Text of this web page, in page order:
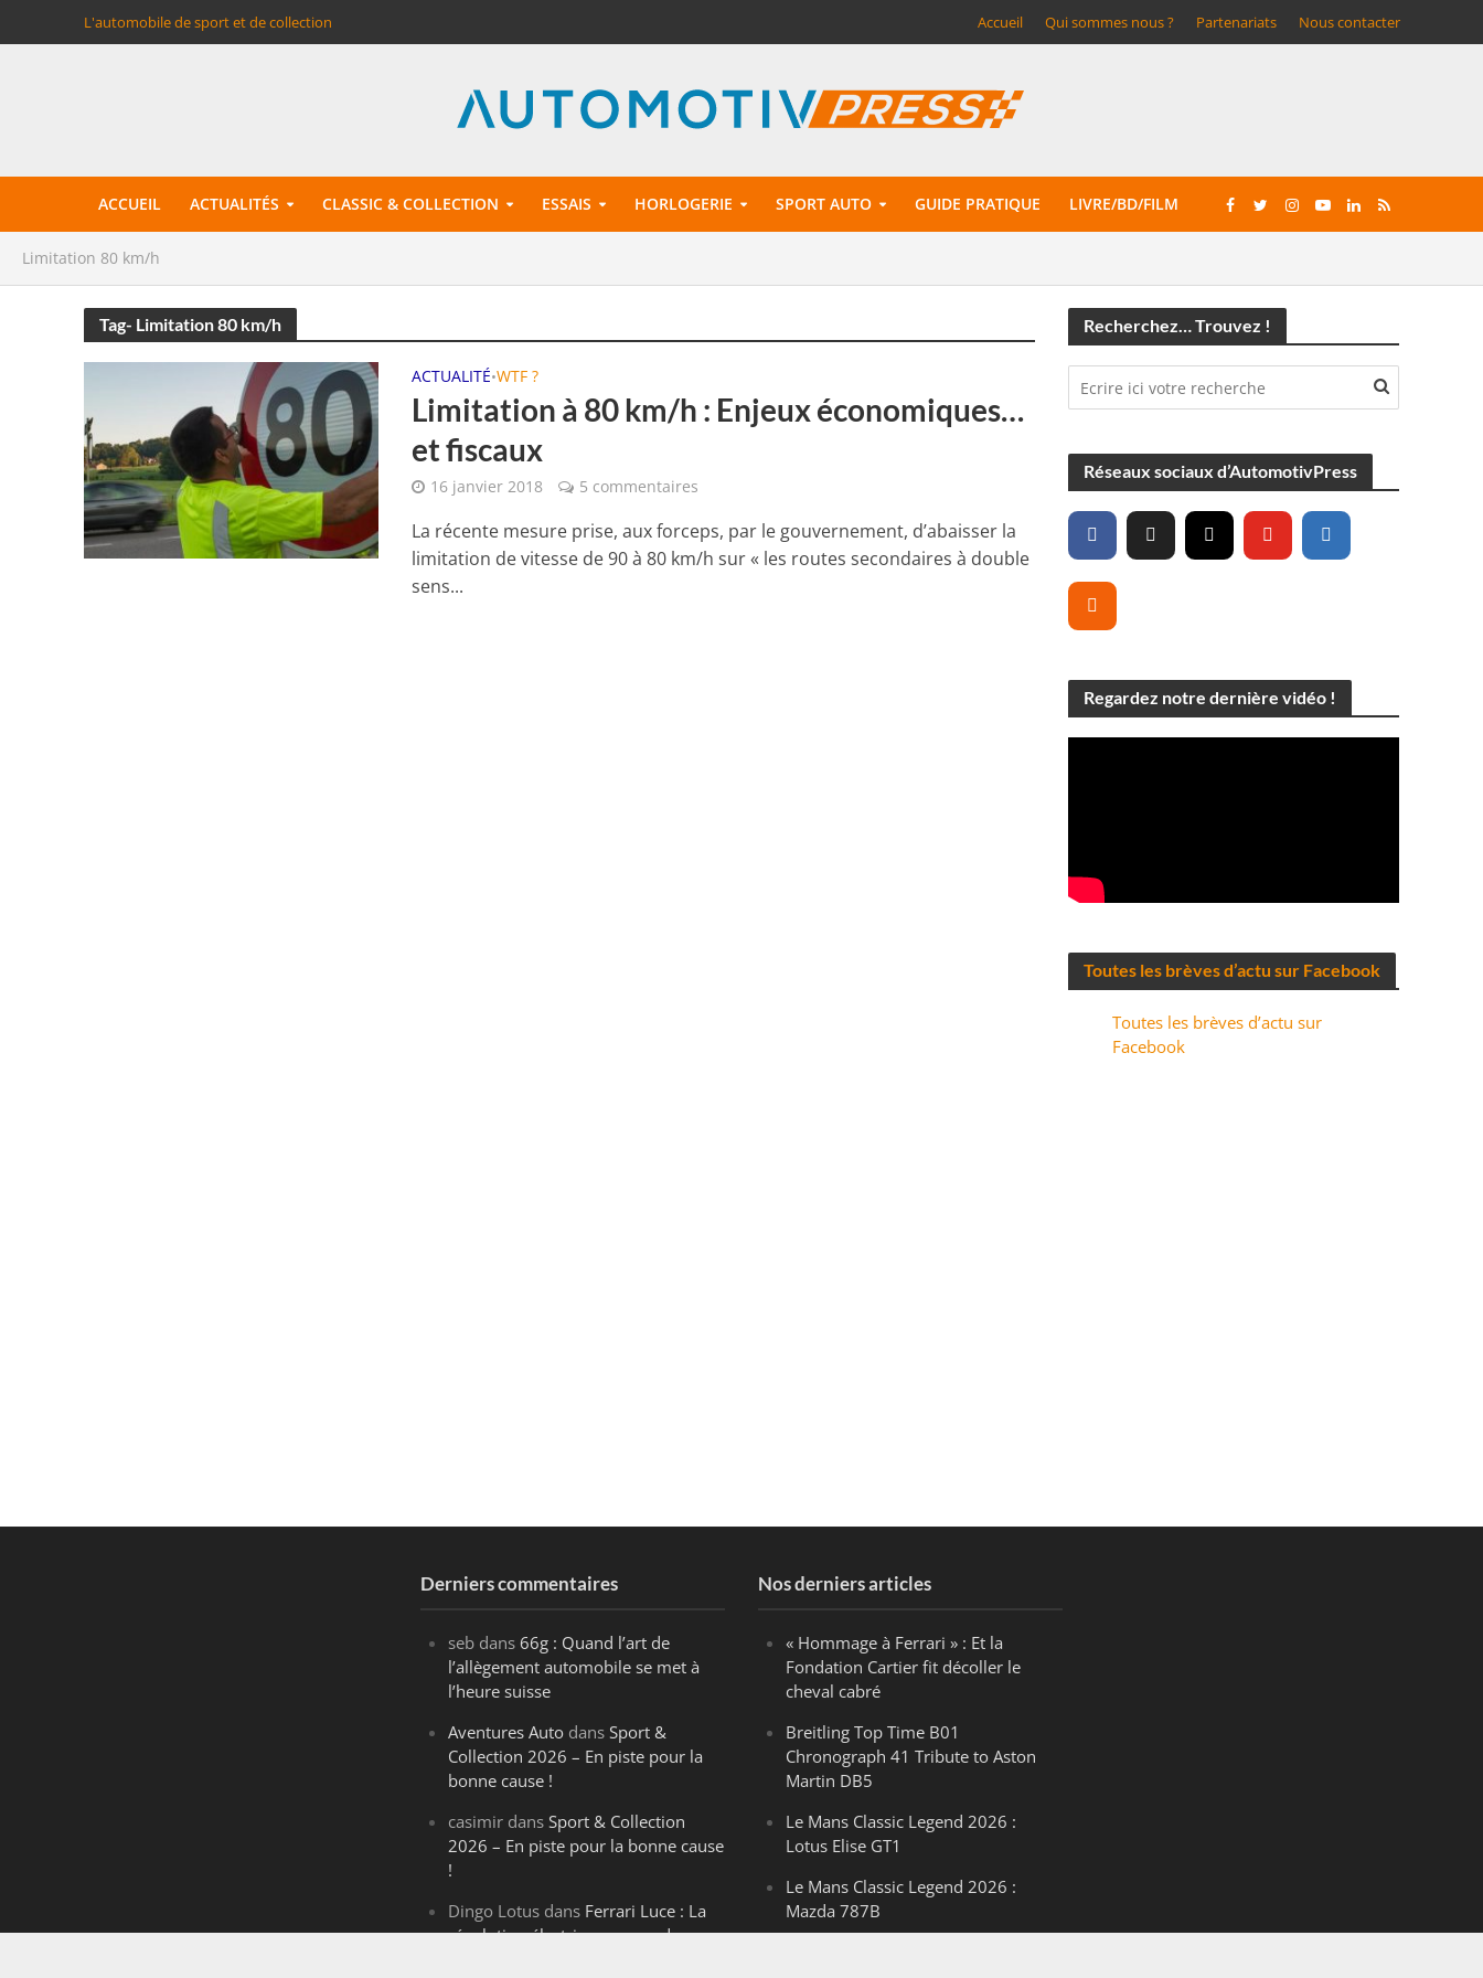
L'automobile de sport et de collection Accueil Qui sommes nous ? Partenariats Nous contacter
ACCUEIL ACTUALITÉS CLASSIC & COLLECTION ESSAIS HORLOGERIE SPORT AUTO GUIDE PRATIQUE LIVRE/BD/FILM
Limitation 80 km/h
Tag- Limitation 80 km/h
ACTUALITÉ•WTF ?
Limitation à 80 km/h : Enjeux économiques…
et fiscaux
16 janvier 2018 5 commentaires
La récente mesure prise, aux forceps, par le gouvernement, d’abaisser la
limitation de vitesse de 90 à 80 km/h sur « les routes secondaires à double
sens...
Recherchez… Trouvez !
Réseaux sociaux d’AutomotivPress
Regardez notre dernière vidéo !
Toutes les brèves d’actu sur Facebook
Toutes les brèves d’actu sur
Facebook
Derniers commentaires
seb dans66g : Quand l’art de
l’allègement automobile se met à
l’heure suisse
Aventures Auto dansSport &
Collection 2026 – En piste pour la
bonne cause !
casimir dansSport & Collection
2026 – En piste pour la bonne cause
!
Dingo Lotus dans Ferrari Luce : La
révolution électrique venue de
Nos derniers articles
« Hommage à Ferrari » : Et la
Fondation Cartier fit décoller le
cheval cabré
Breitling Top Time B01
Chronograph 41 Tribute to Aston
Martin DB5
Le Mans Classic Legend 2026 :
Lotus Elise GT1
Le Mans Classic Legend 2026 :
Mazda 787B